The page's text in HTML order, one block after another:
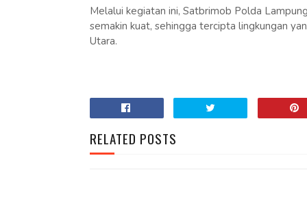
Melalui kegiatan ini, Satbrimob Polda
semakin kuat, sehingga tercipta lingkungan
Utara.
RELATED POSTS